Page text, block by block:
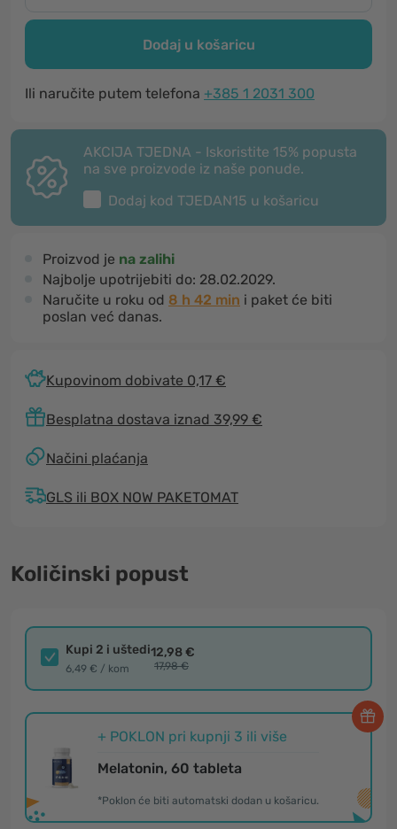
Dodaj u košaricu
Ili naručite putem telefona +385 1 2031 300
AKCIJA TJEDNA - Iskoristite 15% popusta
na sve proizvode iz naše ponude.
Dodaj kod TJEDAN15 u košaricu
Proizvod je na zalihi
Najbolje upotrijebiti do: 28.02.2029.
Naručite u roku od 8 h 42 min i paket će biti
poslan već danas.
Kupovinom dobivate 0,17 €
Besplatna dostava iznad 39,99 €
Načini plaćanja
GLS ili BOX NOW PAKETOMAT
Količinski popust
Kupi 2 i uštedi
6,49 € / kom
12,98 €
17,98 €
+ POKLON pri kupnji 3 ili više
Melatonin, 60 tableta
*Poklon će biti automatski dodan u košaricu.